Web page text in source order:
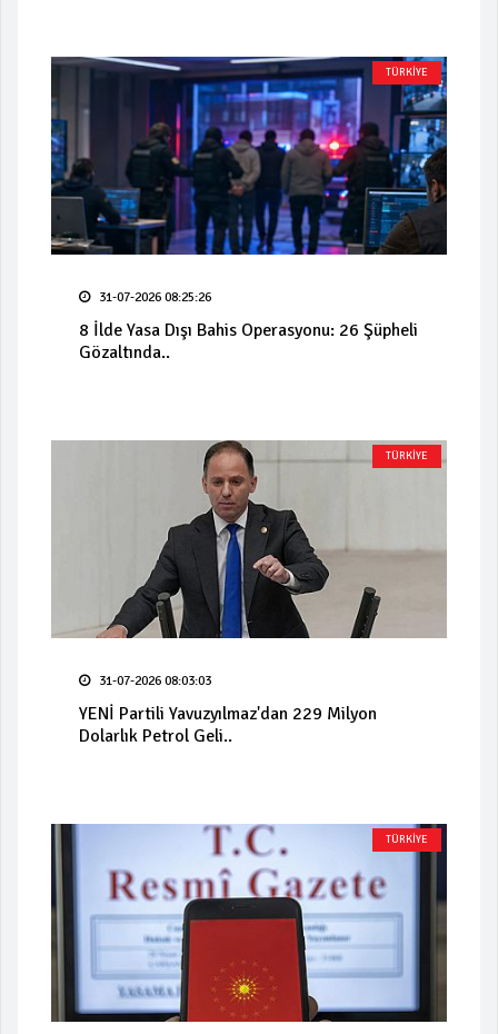
TÜRKİYE
31-07-2026 08:25:26
8 İlde Yasa Dışı Bahis Operasyonu: 26 Şüpheli
Gözaltında..
TÜRKİYE
31-07-2026 08:03:03
YENİ Partili Yavuzyılmaz'dan 229 Milyon
Dolarlık Petrol Geli..
TÜRKİYE